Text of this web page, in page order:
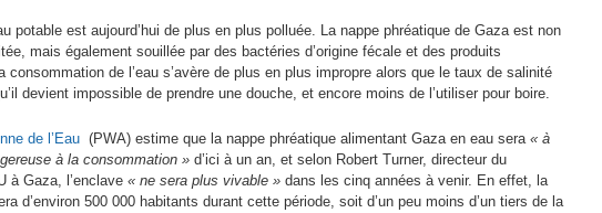
potable est aujourd’hui de plus en plus polluée. La nappe phréatique de Gaza est non
mais également souillée par des bactéries d’origine fécale et des produits
consommation de l’eau s’avère de plus en plus impropre alors que le taux de salinité
devient impossible de prendre une douche, et encore moins de l’utiliser pour boire.
de l’Eau (PWA) estime que la nappe phréatique alimentant Gaza en eau sera « à
à la consommation » d’ici à un an, et selon Robert Turner, directeur du
à Gaza, l’enclave « ne sera plus vivable » dans les cinq années à venir. En effet, la
d’environ 500 000 habitants durant cette période, soit d’un peu moins d’un tiers de la